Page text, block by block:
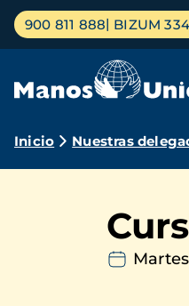
Pasar
contenido
Menú
principal
900 811 888 BIZUM
Ruta
Inicio Nuestras